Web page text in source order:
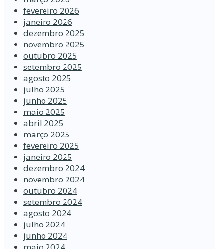
fevereiro 2026
janeiro 2026
dezembro 2025
novembro 2025
outubro 2025
setembro 2025
agosto 2025
julho 2025
junho 2025
maio 2025
abril 2025
março 2025
fevereiro 2025
janeiro 2025
dezembro 2024
novembro 2024
outubro 2024
setembro 2024
agosto 2024
julho 2024
junho 2024